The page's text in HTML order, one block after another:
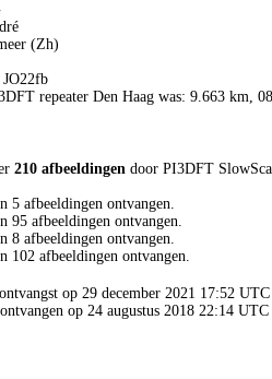
(Zh)
repeater Den Haag was: 9.663 km,
210 afbeeldingen door PI3DFT
5 afbeeldingen ontvangen.
95 afbeeldingen ontvangen.
8 afbeeldingen ontvangen.
102 afbeeldingen ontvangen.
op 29 december 2021 17:52 UTC
op 24 augustus 2018 22:14 UTC